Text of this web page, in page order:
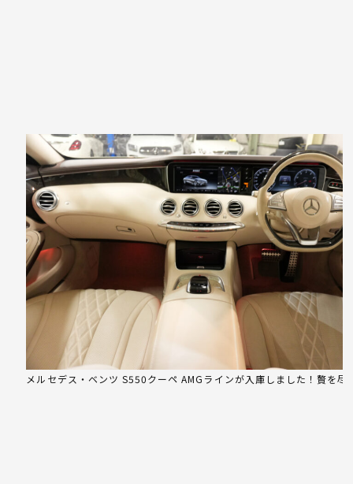
メルセデス・ベンツ S550クーペ AMGラインが入庫しました！贅を尽